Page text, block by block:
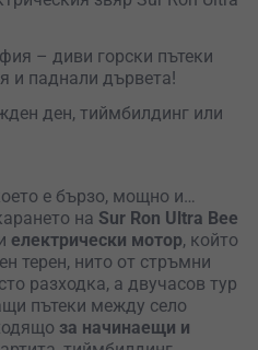
– диви горски пътеки
и паднали дървета!
ден, тиймбилдинг или
е бързо, мощно и…
на Sur Ron Ultra Bee
електрически мотор, който
терен, нито от стръмни
разходка, а двучасов тур
пътеки между село
за начинаещи и